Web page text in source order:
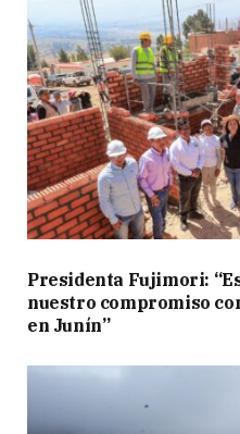
Presidenta Fujimori:
nuestro compromiso
en Junín”